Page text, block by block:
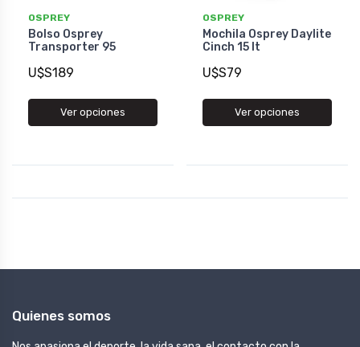
OSPREY
Bolso Osprey
Transporter 95
U$S189
Ver opciones
OSPREY
Mochila Osprey Daylite
Cinch 15 lt
U$S79
Ver opciones
Quienes somos